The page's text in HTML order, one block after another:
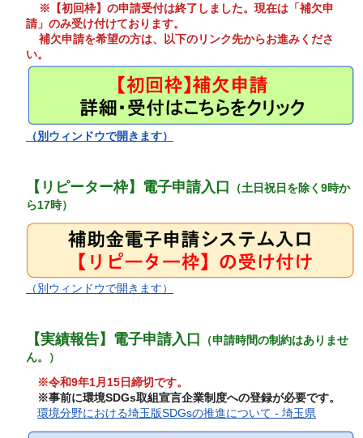
※【初回枠】の申請受付は終了しました。現在は「補欠申
請」のみ受け付けております。
補欠申請を希望の方は、以下のリンク先からお進みくださ
い。
（別ウィンドウで開きます）
【リピーター枠】電子申請入口
（土日祝日を除く9時か
ら17時）
（別ウィンドウで開きます）
【実績報告】電子申請入口
（申請時間の制約はありませ
ん。）
※令和9年1月15日締切です。
※事前に環境SDGs取組宣言企業制度への登録が必要です。
環境分野における埼玉版SDGsの推進について - 埼玉県